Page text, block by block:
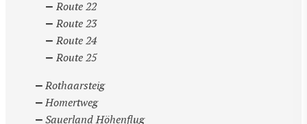
Route 22
Route 23
Route 24
Route 25
Rothaarsteig
Homertweg
Sauerland Höhenflug